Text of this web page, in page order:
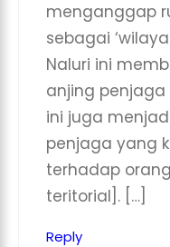
menganggap
sebagai
Naluri ini
anjing
ini juga
penjaga yang
terhadap
teritorial]. […]
Reply